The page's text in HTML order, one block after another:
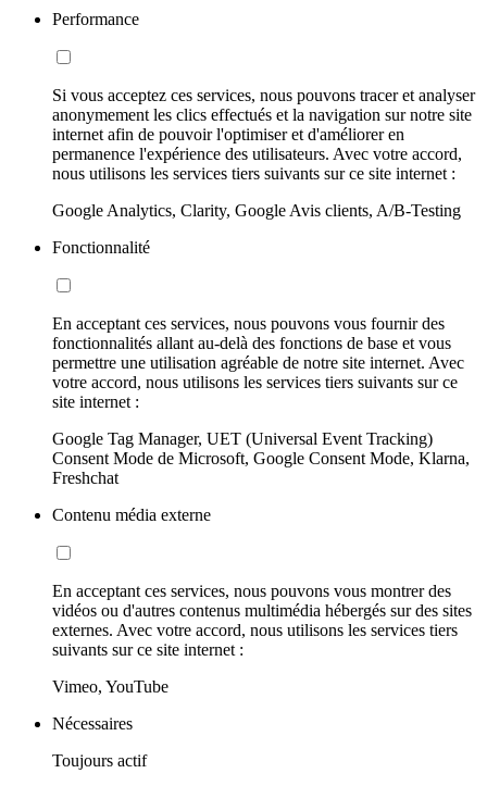
Performance
Si vous acceptez ces services, nous pouvons tracer et analyser
anonymement les clics effectués et la navigation sur notre site
internet afin de pouvoir l'optimiser et d'améliorer en
permanence l'expérience des utilisateurs. Avec votre accord,
nous utilisons les services tiers suivants sur ce site internet :
Google Analytics, Clarity, Google Avis clients, A/B-Testing
Fonctionnalité
En acceptant ces services, nous pouvons vous fournir des
fonctionnalités allant au-delà des fonctions de base et vous
permettre une utilisation agréable de notre site internet. Avec
votre accord, nous utilisons les services tiers suivants sur ce
site internet :
Google Tag Manager, UET (Universal Event Tracking)
Consent Mode de Microsoft, Google Consent Mode, Klarna,
Freshchat
Contenu média externe
En acceptant ces services, nous pouvons vous montrer des
vidéos ou d'autres contenus multimédia hébergés sur des sites
externes. Avec votre accord, nous utilisons les services tiers
suivants sur ce site internet :
Vimeo, YouTube
Nécessaires
Toujours actif